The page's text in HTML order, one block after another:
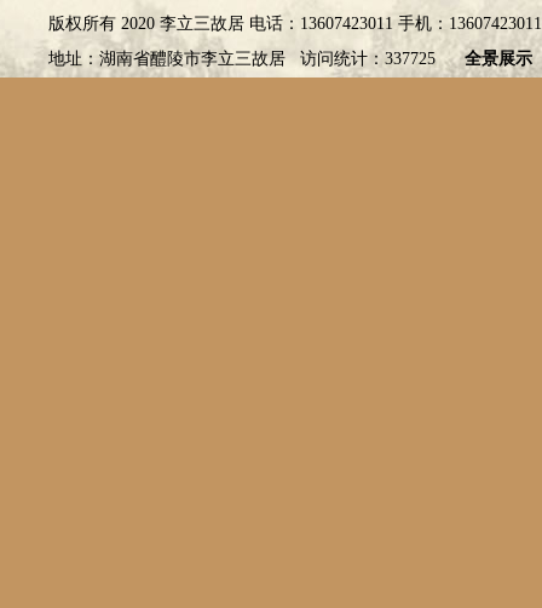
版权所有 2020 李立三故居 电话：13607423011 手机：
地址：湖南省醴陵市李立三故居 访问统计：337725 全景展示